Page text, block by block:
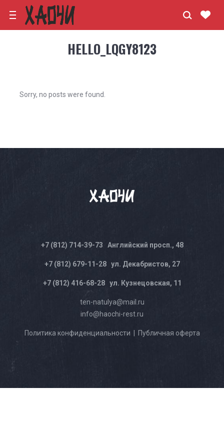
HELLO_LQGY8123
Sorry, no posts were found.
+7 (812) 714-39-73 Английский просп., 48
+7 (812) 679-11-28 ул. Декабристов, 27
+7 (812) 416-68-28 ул. Кузнецовская, 11
ten-natulya@mail.ru
info@haochi-rest.ru
Политика конфиденциальности Публичная оферта